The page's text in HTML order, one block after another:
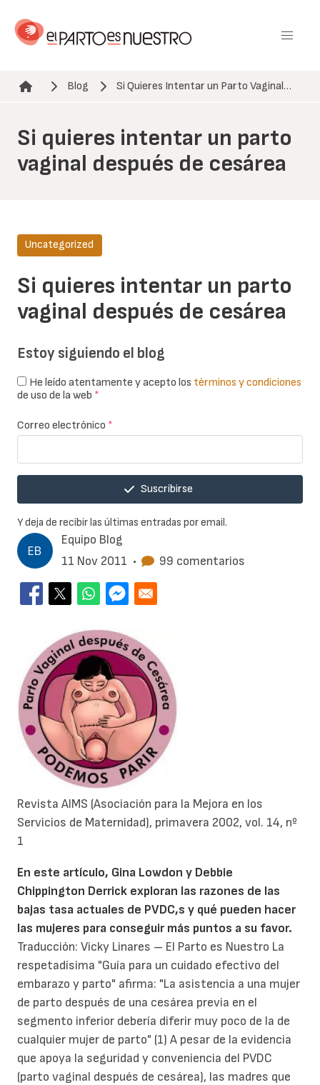
contenido
Ruta de navegación
Blog Si Quieres Intentar un Parto Vaginal…
Si quieres intentar un parto
vaginal después de cesárea
Equipo Blog
11 Nov 2011 • 99 comentarios
Si quieres intentar un parto
vaginal después de cesárea
Uncategorized
Revista AIMS (Asociación para la Mejora en los
Servicios de Maternidad), primavera 2002, vol. 14, nº
1
En este artículo, Gina Lowdon y Debbie
Chippington Derrick exploran las razones de las
bajas tasa actuales de PVDC,s y qué pueden hacer
las mujeres para conseguir más puntos a su favor.
Traducción: Vicky Linares – El Parto es Nuestro La
respetadísima "Guía para un cuidado efectivo del
embarazo y parto" afirma: "La asistencia a una mujer
de parto después de una cesárea previa en el
segmento inferior debería diferir muy poco de la de
cualquier mujer de parto" (1) A pesar de la evidencia
que apoya la seguridad y conveniencia del PVDC
(parto vaginal después de cesárea), las madres que
Estoy siguiendo el blog
He leído atentamente y acepto los términos y condiciones
de uso de la web *
Correo electrónico *
Suscribirse
Y deja de recibir las últimas entradas por email.